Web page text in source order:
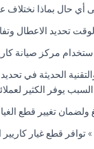
أي حال بماذا نختلاف
تحديد الاعطال
مركز صيانة
الحديثة في
السبب يوفر الكثير
ولضمان تغيير قطع
» توافر قطع غيار كاريير